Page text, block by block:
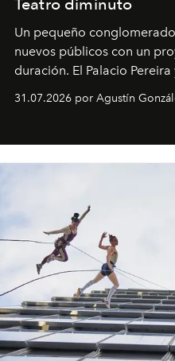
Teatro diminuto
Un pequeño
nuevos públicos con un
duración. El Palacio
son algunos de los lugares
miniobras. Sus puestas en
31.07.2026 por Agustín